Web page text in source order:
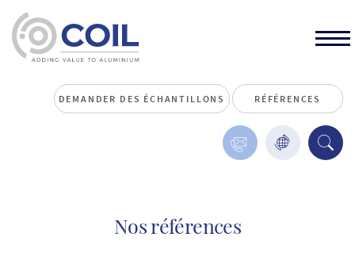
DEMANDER DES ÉCHANTILLONS RÉFÉRENCES
Nos références